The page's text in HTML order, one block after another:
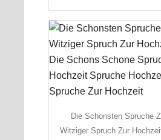
Die Schonsten Spruche
Witziger Spruch Zur